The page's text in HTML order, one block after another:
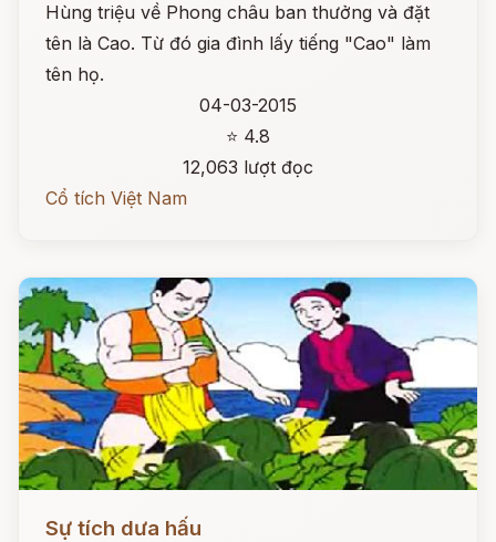
Hùng triệu về Phong châu ban thưởng và đặt
tên là Cao. Từ đó gia đình lấy tiếng "Cao" làm
tên họ.
04-03-2015
⭐ 4.8
12,063 lượt đọc
Cổ tích Việt Nam
Sự tích dưa hấu